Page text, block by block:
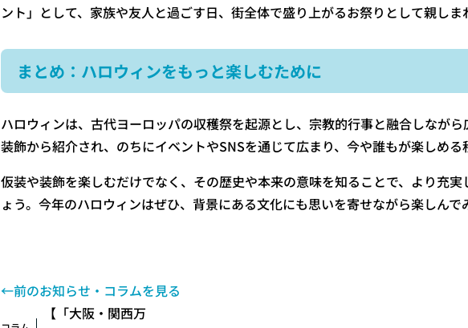
ント」として、家族や友人と過ごす日、街全体で盛り上がるお祭りとして親しま
まとめ：ハロウィンをもっと楽しむために
ハロウィンは、古代ヨーロッパの収穫祭を起源とし、宗教的行事と融合しなが
装飾から紹介され、のちにイベントやSNSを通じて広まり、今や誰もが楽しめる
仮装や装飾を楽しむだけでなく、その歴史や本来の意味を知ることで、より充
ょう。今年のハロウィンはぜひ、背景にある文化にも思いを寄せながら楽しんで
←前のお知らせ・コラムを見る
【「大阪・関西万